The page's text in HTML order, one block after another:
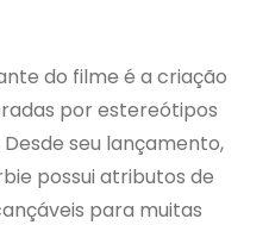
do filme é a criação
por estereótipos
seu lançamento,
possui atributos de
para muitas